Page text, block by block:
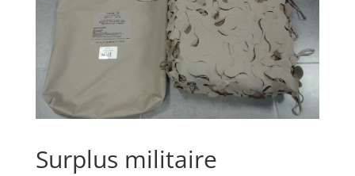
Surplus militaire